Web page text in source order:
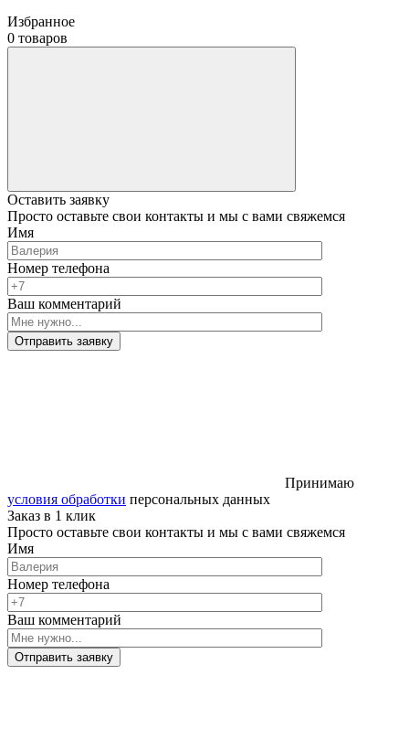
Избранное
0 товаров
Оставить заявку
Просто оставьте свои контакты и мы с вами свяжемся
Имя
Номер телефона
Ваш комментарий
Отправить заявку
Принимаю
условия обработки персональных данных
Заказ в 1 клик
Просто оставьте свои контакты и мы с вами свяжемся
Имя
Номер телефона
Ваш комментарий
Отправить заявку